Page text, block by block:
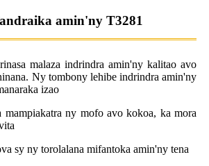
amin'ny T3281
malaza indrindra amin'ny kalitao avo
Ny tombony lehibe indrindra amin'ny
izao
ny mofo avo kokoa, ka mora
sy ny torolalana mifantoka amin'ny tena